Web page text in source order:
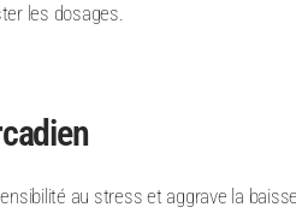
les dosages.
au stress et aggrave la